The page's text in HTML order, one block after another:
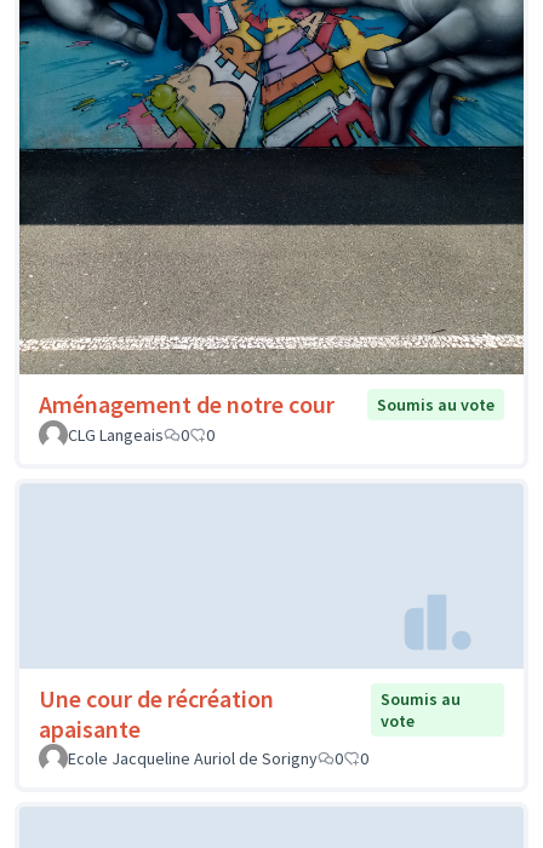
Aménagement de notre cour
Soumis au vote
CLG Langeais
0 0
Une cour de récréation
apaisante
Soumis au
vote
Ecole Jacqueline Auriol de Sorigny
0 0